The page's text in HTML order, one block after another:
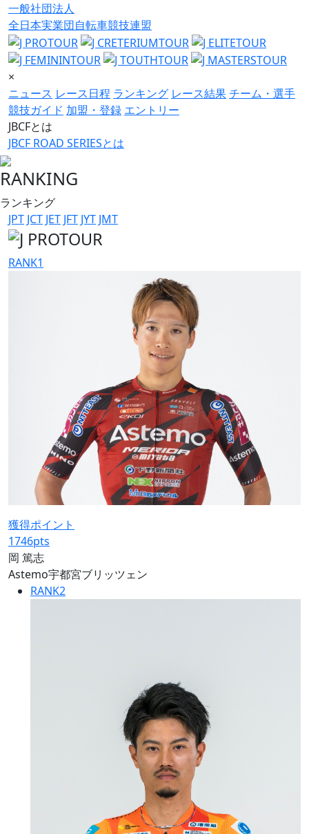
一般社団法人
全日本実業団自転車競技連盟
×
ニュース レース日程 ランキング レース結果チーム・選手
競技ガイド 加盟・登録 エントリー
JBCFとは
JBCF ROAD SERIESとは
RANKING
ランキング
JPT JCT JET JFT JYT JMT
RANK1
獲得ポイント
1746pts
岡 篤志
Astemo宇都宮ブリッツェン
RANK2